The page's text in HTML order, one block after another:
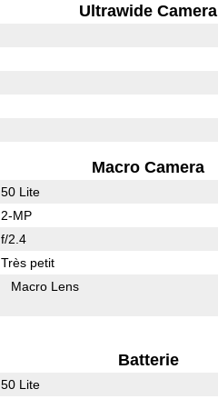
Ultrawide Camera
Macro Camera
50 Lite
2-MP
f/2.4
Très petit
Macro Lens
Batterie
50 Lite